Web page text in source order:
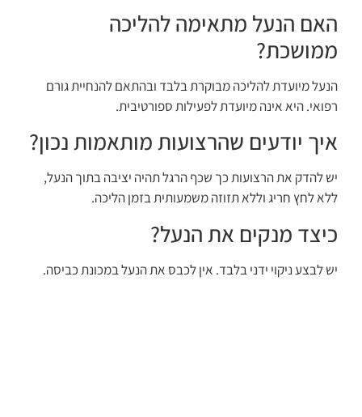
האם הנעל מתאימה להליכה
ממושכת?
הנעל מיועדת להליכה מבוקרת בלבד ובהתאם להנחיית גורם
רפואי. היא אינה מיועדת לפעילות ספורטיבית.
איך יודעים שהרצועות מותאמות נכון?
יש להדק את הרצועות כך שכף הרגל תהיה יציבה בתוך הנעל,
ללא לחץ חריג וללא תזוזה משמעותית בזמן הליכה.
כיצד מנקים את הנעל?
יש לבצע ניקוי ידני בלבד. אין לכבס את הנעל במכונת כביסה.